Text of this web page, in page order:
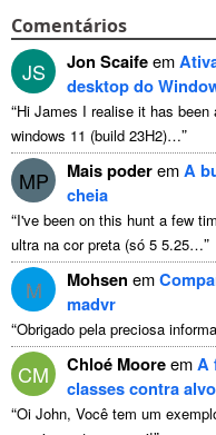
Comentários
JS Jon Scaifeem
desktop do
“Hi James I realise it has been
windows 11 (build 23H2)…”
MP Mais poderemA
cheia
“I've been on this hunt a few
ultra na cor preta (só 5 5.25…”
M Mohsen em
madvr
“Obrigado pela preciosa
CM Chloé MooreemA
classes contra
“Oi John, Você tem um